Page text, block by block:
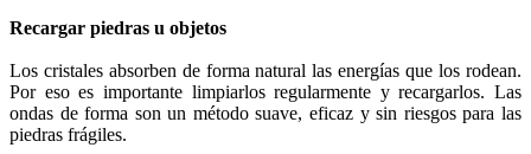
Recargar piedras u objetos
Los cristales absorben de forma natural las energías que los rodean.
Por eso es importante limpiarlos regularmente y recargarlos. Las
ondas de forma son un método suave, eficaz y sin riesgos para las
piedras frágiles.